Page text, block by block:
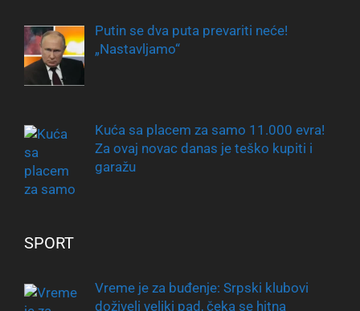
Putin se dva puta prevariti neće!
„Nastavljamo“
Kuća sa placem za samo 11.000 evra!
Za ovaj novac danas je teško kupiti i
garažu
SPORT
Vreme je za buđenje: Srpski klubovi
doživeli veliki pad, čeka se hitna